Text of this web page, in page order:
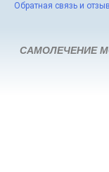
Обратная связь и
САМОЛЕЧЕНИЕ